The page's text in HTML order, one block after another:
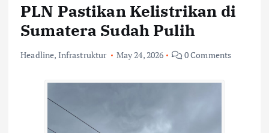
PLN Pastikan Kelistrikan di
Sumatera Sudah Pulih
Headline, Infrastruktur May 24, 2026 0 Comments